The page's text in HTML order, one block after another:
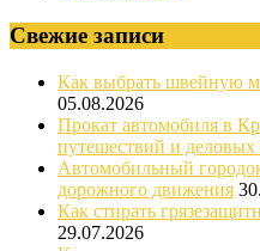
Свежие записи
Как выбрать швейную
05.08.2026
Прокат автомобиля в
путешествий и деловых
Автомобильный
дорожного движения
Как стирать
29.07.2026